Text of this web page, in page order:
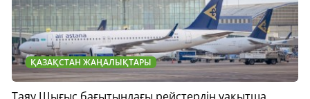
ҚАЗАҚСТАН ЖАҢАЛЫҚТАРЫ